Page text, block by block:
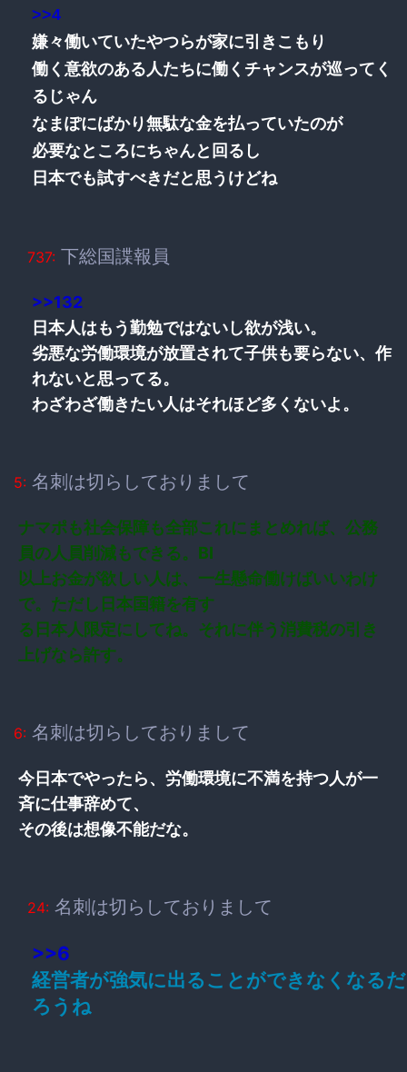
>>4
嫌々働いていたやつらが家に引きこもり
働く意欲のある人たちに働くチャンスが巡ってく
るじゃん
なまぽにばかり無駄な金を払っていたのが
必要なところにちゃんと回るし
日本でも試すべきだと思うけどね
737: 下総国諜報員
>>132
日本人はもう勤勉ではないし欲が浅い。
劣悪な労働環境が放置されて子供も要らない、作
れないと思ってる。
わざわざ働きたい人はそれほど多くないよ。
5: 名刺は切らしておりまして
ナマポも社会保障も全部これにまとめれば、公務
員の人員削減もできる。BI
以上お金が欲しい人は、一生懸命働けばいいわけ
で。ただし日本国籍を有す
る日本人限定にしてね。それに伴う消費税の引き
上げなら許す。
6: 名刺は切らしておりまして
今日本でやったら、労働環境に不満を持つ人が一
斉に仕事辞めて、
その後は想像不能だな。
24: 名刺は切らしておりまして
>>6
経営者が強気に出ることができなくなるだ
ろうね